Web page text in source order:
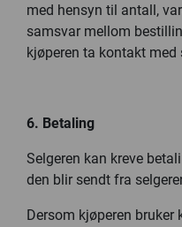
med hensyn til antall,
samsvar mellom
kjøperen ta kontakt
6. Betaling
Selgeren kan kreve
den blir sendt fra
Dersom kjøperen bruker